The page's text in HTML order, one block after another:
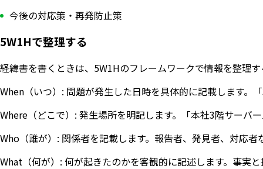
今後の対応策・再発防止策
5W1Hで整理する
経緯書を書くときは、5W1Hのフレームワークで情報を整理
When（いつ）: 問題が発生した日時を具体的に記載します。
Where（どこで）: 発生場所を明記します。「本社3階サーバ
Who（誰が）: 関係者を記載します。報告者、発見者、対応者
What（何が）: 何が起きたのかを客観的に記述します。事実